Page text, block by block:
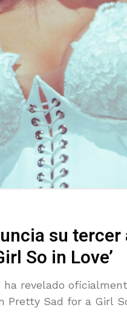
su tercer
So in Love’
ha revelado
Pretty Sad for a Girl